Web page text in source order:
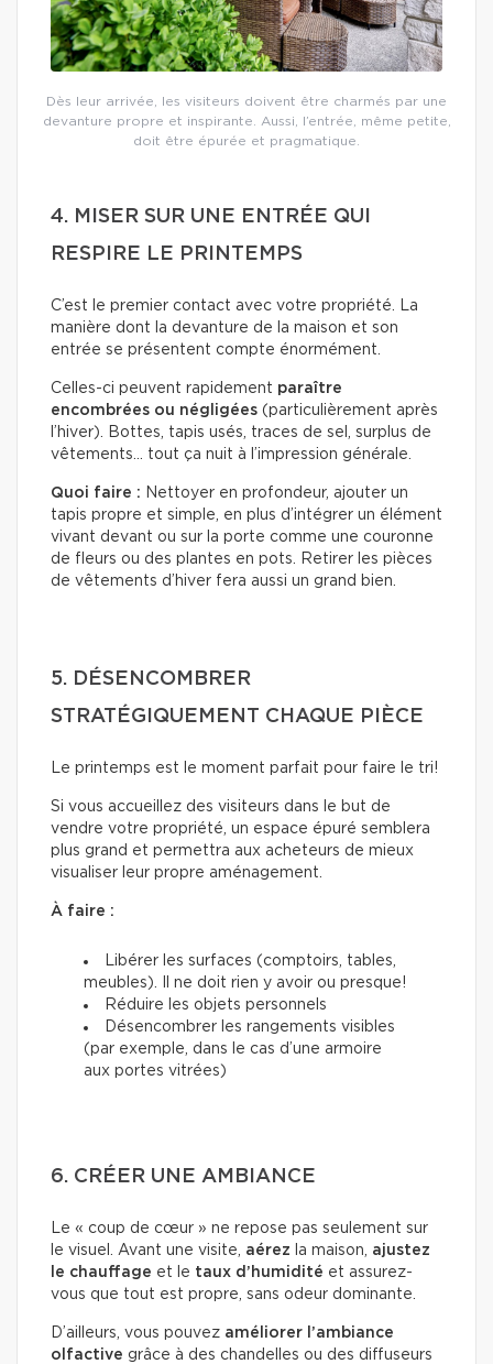
Dès leur arrivée, les visiteurs doivent être charmés par une
devanture propre et inspirante. Aussi, l’entrée, même petite,
doit être épurée et pragmatique.
4. MISER SUR UNE ENTRÉE QUI
RESPIRE LE PRINTEMPS
C’est le premier contact avec votre propriété. La
manière dont la devanture de la maison et son
entrée se présentent compte énormément.
Celles-ci peuvent rapidement paraître
encombrées ou négligées (particulièrement après
l’hiver). Bottes, tapis usés, traces de sel, surplus de
vêtements… tout ça nuit à l’impression générale.
Quoi faire : Nettoyer en profondeur, ajouter un
tapis propre et simple, en plus d’intégrer un élément
vivant devant ou sur la porte comme une couronne
de fleurs ou des plantes en pots. Retirer les pièces
de vêtements d’hiver fera aussi un grand bien.
5. DÉSENCOMBRER
STRATÉGIQUEMENT CHAQUE PIÈCE
Le printemps est le moment parfait pour faire le tri!
Si vous accueillez des visiteurs dans le but de
vendre votre propriété, un espace épuré semblera
plus grand et permettra aux acheteurs de mieux
visualiser leur propre aménagement.
À faire :
Libérer les surfaces (comptoirs, tables,
meubles). Il ne doit rien y avoir ou presque!
Réduire les objets personnels
Désencombrer les rangements visibles
(par exemple, dans le cas d’une armoire
aux portes vitrées)
6. CRÉER UNE AMBIANCE
Le « coup de cœur » ne repose pas seulement sur
le visuel. Avant une visite, aérez la maison, ajustez
le chauffage et le taux d’humidité et assurez-
vous que tout est propre, sans odeur dominante.
D’ailleurs, vous pouvez améliorer l’ambiance
olfactive grâce à des chandelles ou des diffuseurs